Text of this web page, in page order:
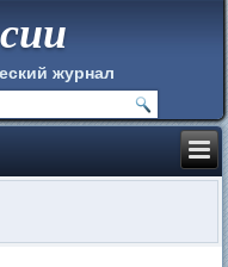
журнал